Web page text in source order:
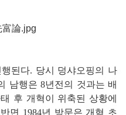
된다. 당시 덩샤오핑의 나
남행은 8년전의 것과는 배
후 개혁이 위축된 상황에
면 1984년 방문은 개혁 초